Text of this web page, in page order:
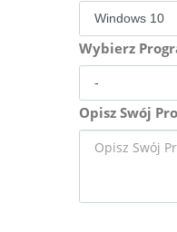
Wybierz
Opisz Swój